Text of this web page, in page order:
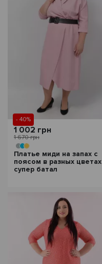
- 40%
1 002 грн
1 670 грн
Платье миди на запах с
поясом в разных цветах
супер батал